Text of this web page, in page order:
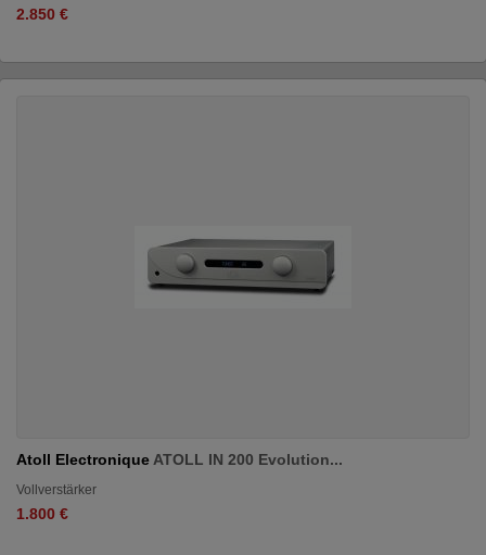
2.850 €
Atoll Electronique ATOLL IN 200 Evolution...
Vollverstärker
1.800 €